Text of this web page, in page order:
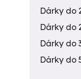
Dárky do
Dárky do
Dárky do
Dárky do